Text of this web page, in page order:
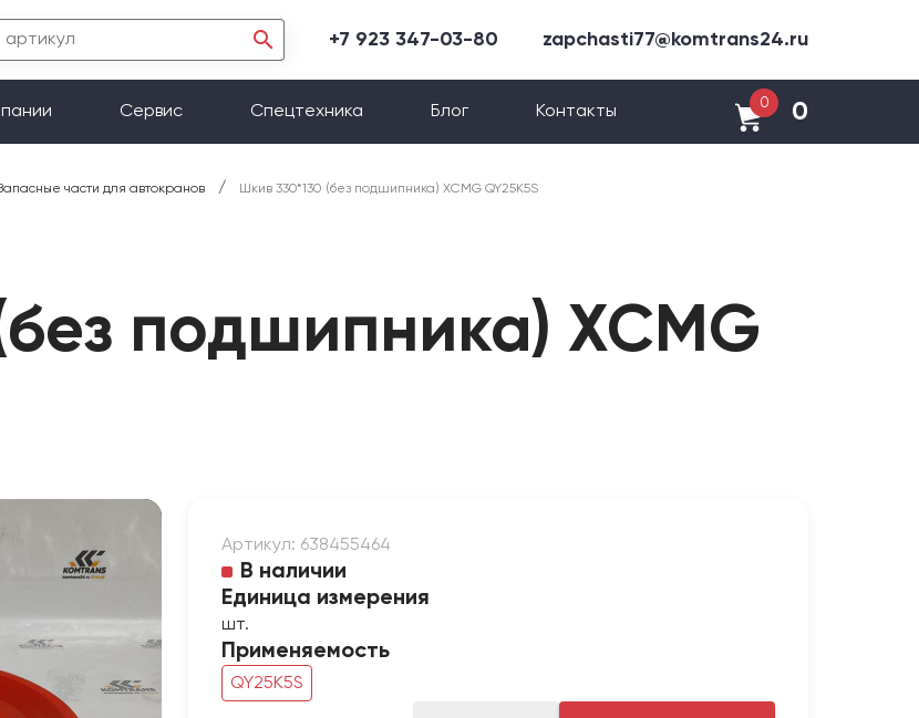
+7 923 347-03-80 zapchasti77@komtrans24.ru
Сервис Спецтехника Блог Контакты
0 0
части для автокранов / Шкив 330*130 (без подшипника) XCMG QY25K5S
подшипника) XCMG
Артикул: 638455464
В наличии
Единица измерения
шт.
Применяемость
QY25K5S